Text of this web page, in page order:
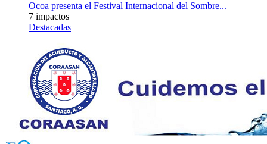
Ocoa presenta el Festival Internacional del Sombre...
7 impactos
Destacadas